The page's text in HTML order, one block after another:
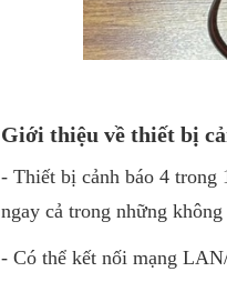
Giới thiệu về thiết bị
- Thiết bị cảnh báo 4 trong
ngay cả trong những
- Có thể kết nối mạng